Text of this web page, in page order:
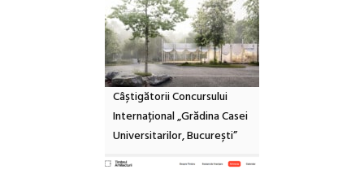
Câștigătorii Concursului
Internațional „Grădina Casei
Universitarilor, București”